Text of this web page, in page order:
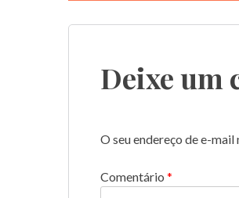
de
Deixe um
O seu endereço de e-
Comentário *